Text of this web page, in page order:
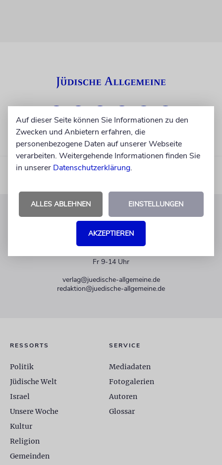
KUNDENSERVICE
Fr 9-14 Uhr
verlag@juedische-allgemeine.de
redaktion@juedische-allgemeine.de
RESSORTS
Politik
Jüdische Welt
Israel
Unsere Woche
Kultur
Religion
Gemeinden
SERVICE
Mediadaten
Fotogalerien
Autoren
Glossar
Auf dieser Seite können Sie Informationen zu den
Zwecken und Anbietern erfahren, die
personenbezogene Daten auf unserer Webseite
verarbeiten. Weitergehende Informationen finden Sie
in unserer Datenschutzerklärung.
ALLES ABLEHNEN EINSTELLUNGEN
AKZEPTIEREN